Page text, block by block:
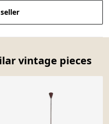
vintage pieces